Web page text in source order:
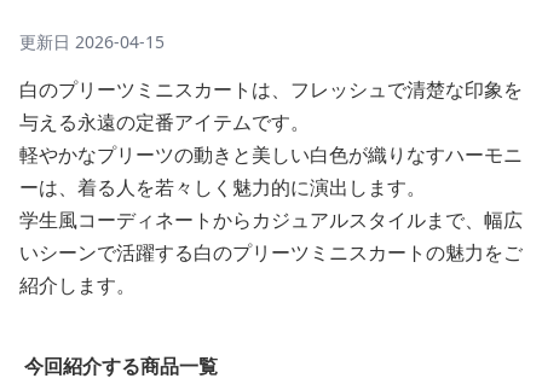
更新日 2026-04-15
白のプリーツミニスカートは、フレッシュで清楚な印象を
与える永遠の定番アイテムです。
軽やかなプリーツの動きと美しい白色が織りなすハーモニ
ーは、着る人を若々しく魅力的に演出します。
学生風コーディネートからカジュアルスタイルまで、幅広
いシーンで活躍する白のプリーツミニスカートの魅力をご
紹介します。
今回紹介する商品一覧